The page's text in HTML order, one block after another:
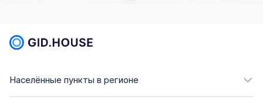
Населённые пункты в регионе